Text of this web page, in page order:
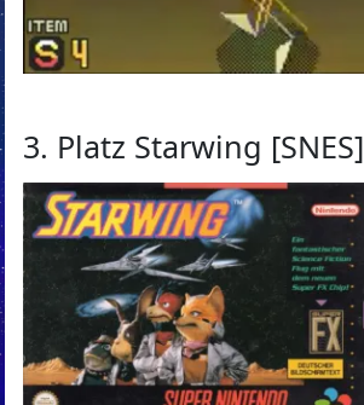
3. Platz Starwing [SNES]